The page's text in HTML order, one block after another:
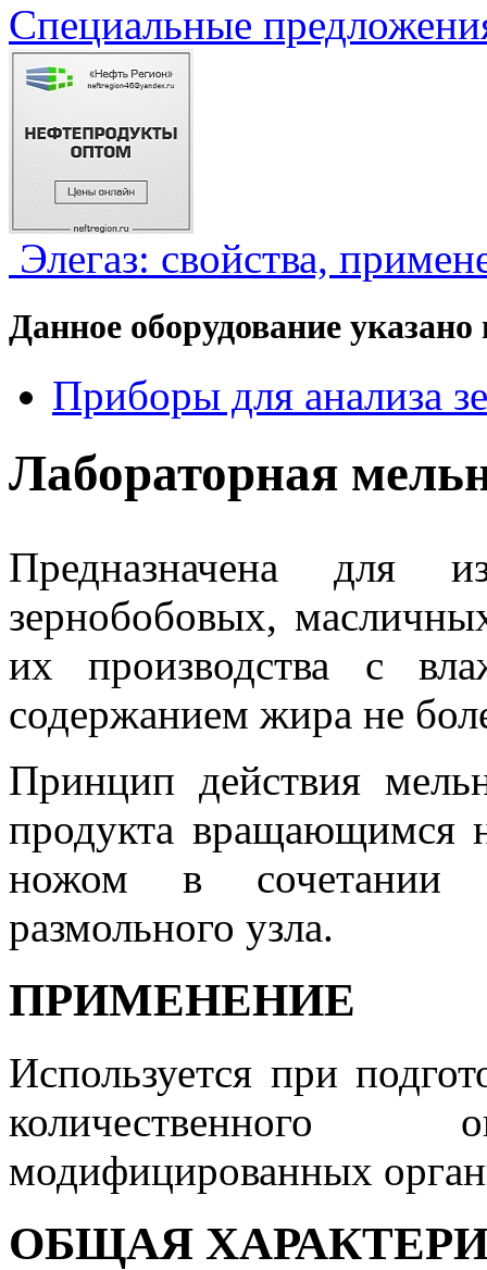
Специальные
Элегаз: свойства,
Данное оборудование
Приборы для анализа
Лабораторная
Предназначена для
зернобобовых,
их производства с
содержанием жира не
Принцип действия
продукта вращающимся
ножом в сочетании
размольного узла.
ПРИМЕНЕНИЕ
Используется при
количественного
модифицированных
ОБЩАЯ